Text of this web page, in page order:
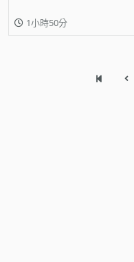
1小時50分